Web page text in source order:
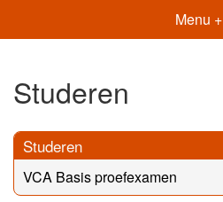
Menu +
Studeren
Studeren
VCA Basis proefexamen